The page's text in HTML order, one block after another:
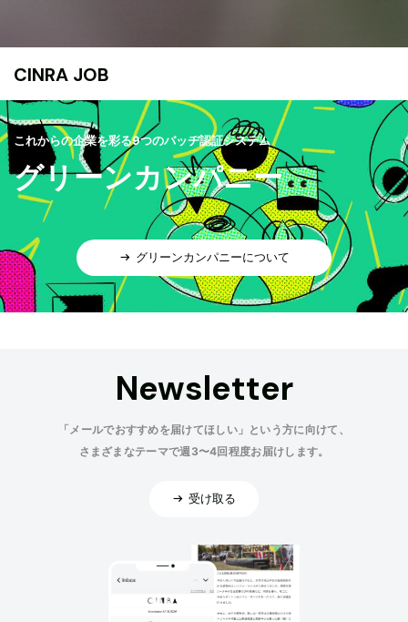
CINRA JOB
これからの企業を彩る9つのバッヂ認証システム
グリーンカンパニー
グリーンカンパニーについて
Newsletter
「メールでおすすめを届けてほしい」という方に向けて、
さまざまなテーマで週3〜4回程度お届けします。
受け取る